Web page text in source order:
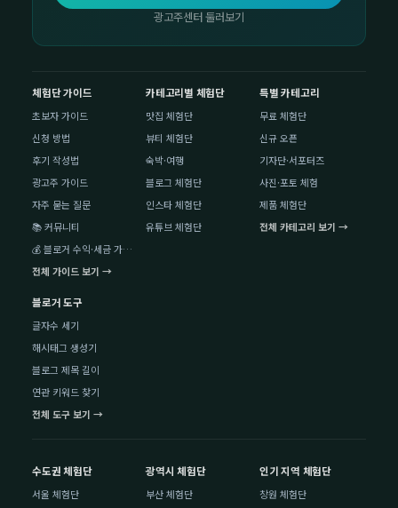
광고주센터 둘러보기
체험단 가이드
초보자 가이드
신청 방법
후기 작성법
광고주 가이드
자주 묻는 질문
📚 커뮤니티
💰 블로거 수익·세금 가이드
전체 가이드 보기 →
카테고리별 체험단
맛집 체험단
뷰티 체험단
숙박·여행
블로그 체험단
인스타 체험단
유튜브 체험단
특별 카테고리
무료 체험단
신규 오픈
기자단·서포터즈
사진·포토 체험
제품 체험단
전체 카테고리 보기 →
블로거 도구
글자수 세기
해시태그 생성기
블로그 제목 길이
연관 키워드 찾기
전체 도구 보기 →
수도권 체험단
서울 체험단
광역시 체험단
부산 체험단
인기 지역 체험단
창원 체험단